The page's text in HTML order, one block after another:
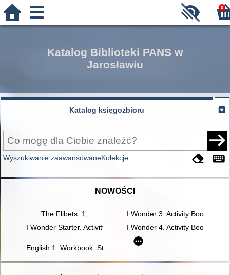
0
Katalog Biblioteki PANS w
Jarosławiu
Katalog księgozbioru
Wyszukiwanie zaawansowaneKolekcje
NOWOŚCI
The Flibets. 1,
I Wonder 3. Activity Book
I Wonder Starter. Activity Book
I Wonder 4. Activity Book
English 1. Workbook. Student's Book